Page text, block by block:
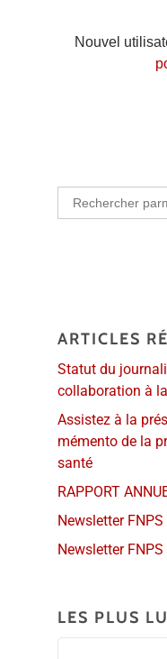
Nouvel
Search
for:
ARTICLES
Statut du
collaboration à
Assistez à la
mémento de la
santé
RAPPORT
Newsletter
Newsletter
LES PLUS